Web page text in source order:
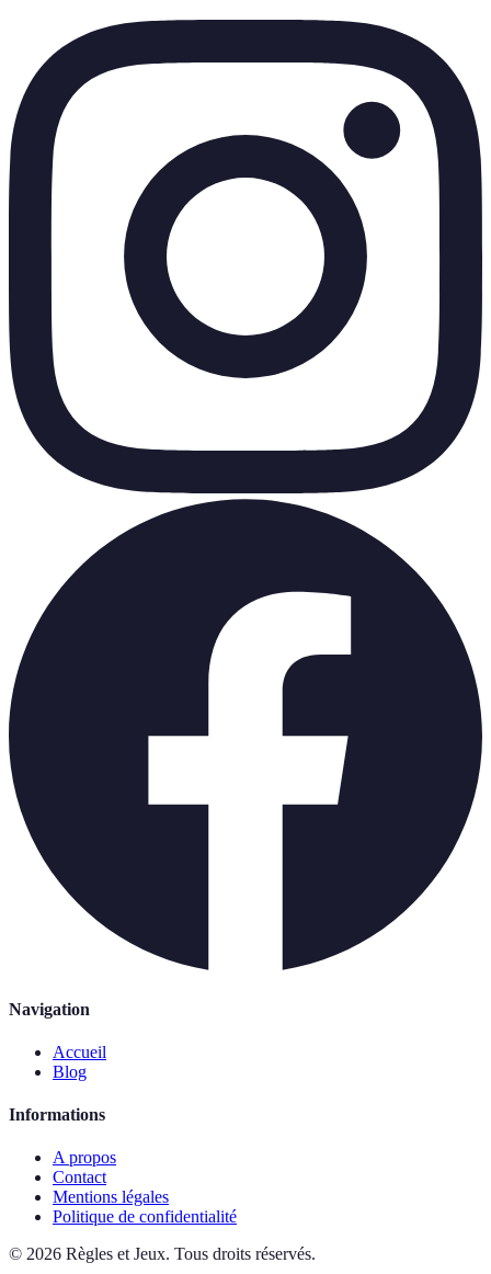
Navigation
Accueil
Blog
Informations
A propos
Contact
Mentions légales
Politique de confidentialité
© 2026 Règles et Jeux. Tous droits réservés.